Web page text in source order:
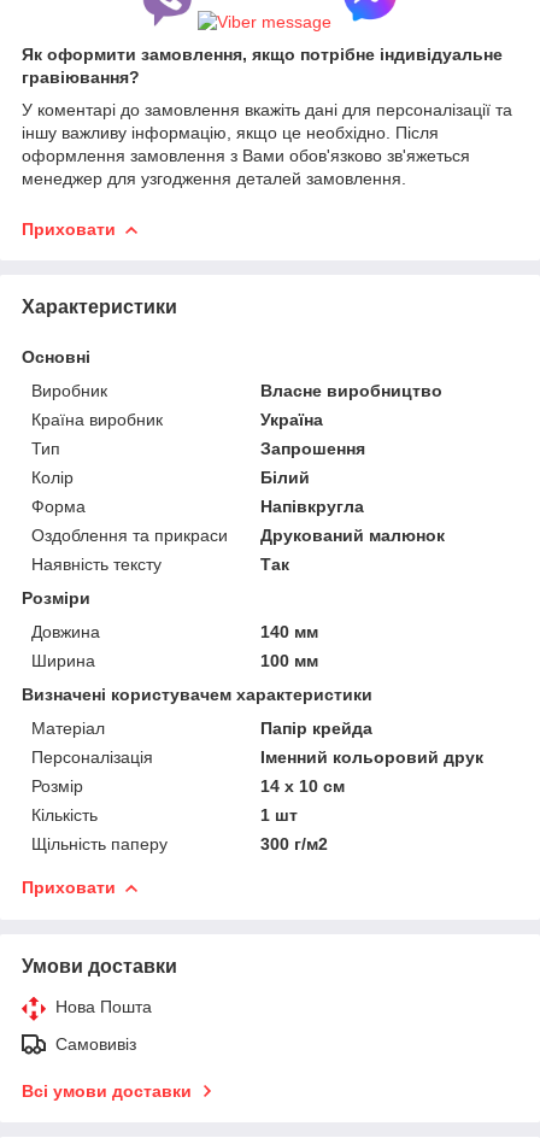
Як оформити замовлення, якщо потрібне індивідуальне
гравіювання?
У коментарі до замовлення вкажіть дані для персоналізації та
іншу важливу інформацію, якщо це необхідно. Після
оформлення замовлення з Вами обов'язково зв'яжеться
менеджер для узгодження деталей замовлення.
Приховати
Характеристики
Основні
Виробник
Власне виробництво
Країна виробник
Україна
Тип
Запрошення
Колір
Білий
Форма
Напівкругла
Оздоблення та прикраси
Друкований малюнок
Наявність тексту
Так
Розміри
Довжина
140 мм
Ширина
100 мм
Визначені користувачем характеристики
Матеріал
Папір крейда
Персоналізація
Іменний кольоровий друк
Розмір
14 х 10 см
Кількість
1 шт
Щільність паперу
300 г/м2
Приховати
Умови доставки
Нова Пошта
Самовивіз
Всі умови доставки